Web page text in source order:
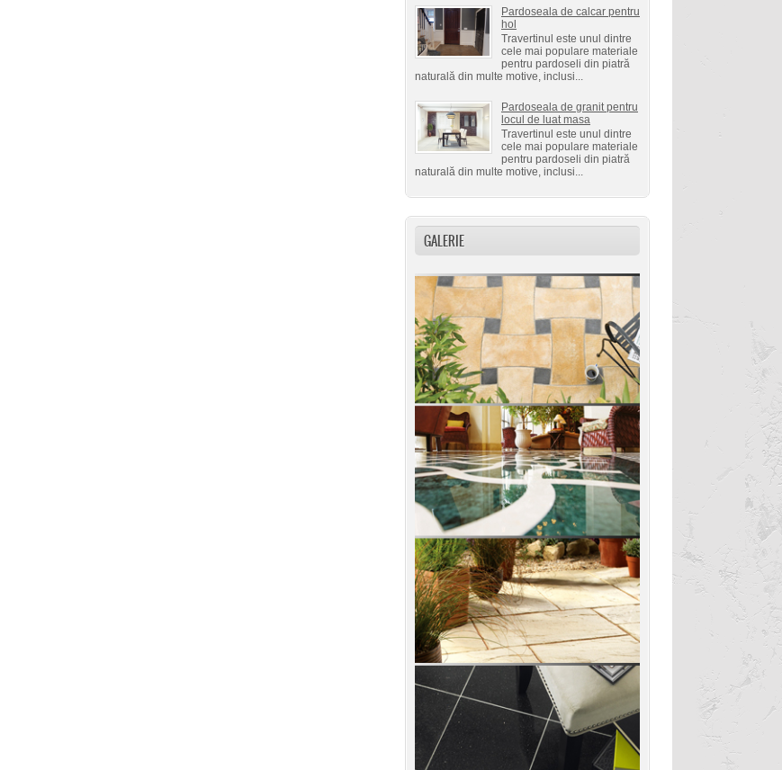
Pardoseala de calcar pentru
hol
Travertinul este unul dintre
cele mai populare materiale
pentru pardoseli din piatră
naturală din multe motive, inclusi...
Pardoseala de granit pentru
locul de luat masa
Travertinul este unul dintre
cele mai populare materiale
pentru pardoseli din piatră
naturală din multe motive, inclusi...
GALERIE